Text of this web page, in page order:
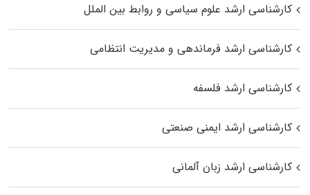
کارشناسی ارشد علوم سیاسی و روابط بین الملل
کارشناسی ارشد فرماندهی و مدیریت انتظامی
کارشناسی ارشد فلسفه
کارشناسی ارشد ایمنی صنعتی
کارشناسی ارشد زبان آلمانی